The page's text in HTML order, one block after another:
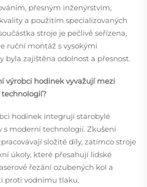
přesným inženýrstvím,
a použitím specializovaných
stroje je pečlivě seřízena,
ruční montáž s vysokými
byla zajištěna odolnost a přesnost.
výrobci hodinek vyvažují mezi
hodinek integrují starobylé
s moderní technologií. Zkušení
složité díly, zatímco stroje
úkoly, které přesahují lidské
řezání ozubených kol a
proti vodnímu tlaku.